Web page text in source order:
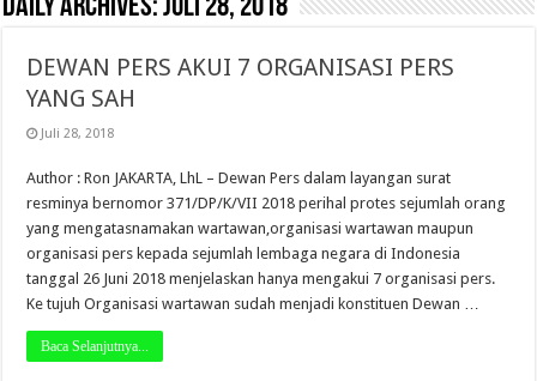
Daily Archives:Juli 28, 2018
DEWAN PERS AKUI 7 ORGANISASI PERS
YANG SAH
Juli 28, 2018
Author : Ron JAKARTA, LhL – Dewan Pers dalam layangan surat
resminya bernomor 371/DP/K/VII 2018 perihal protes sejumlah orang
yang mengatasnamakan wartawan,organisasi wartawan maupun
organisasi pers kepada sejumlah lembaga negara di Indonesia
tanggal 26 Juni 2018 menjelaskan hanya mengakui 7 organisasi pers.
Ke tujuh Organisasi wartawan sudah menjadi konstituen Dewan …
Baca Selanjutnya...